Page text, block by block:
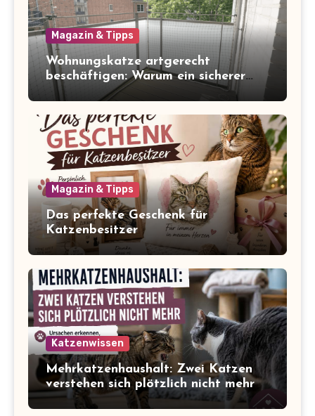
Magazin & Tipps
Wohnungskatze artgerecht
beschäftigen: Warum ein sicherer
Balkon zum Freigang dazugehört
Magazin & Tipps
Das perfekte Geschenk für
Katzenbesitzer
Katzenwissen
Mehrkatzenhaushalt: Zwei Katzen
verstehen sich plötzlich nicht mehr